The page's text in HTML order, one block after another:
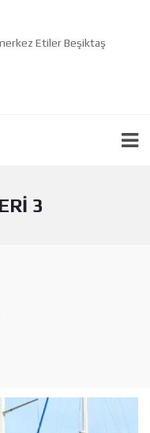
Etiler Beşiktaş
3